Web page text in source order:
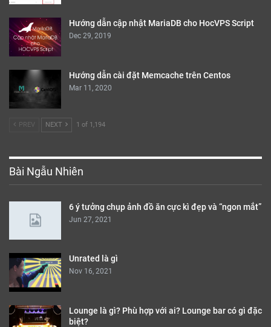
Hướng dẫn cập nhật MariaDB cho HocVPS Script
Dec 29, 2019
Hướng dẫn cài đặt Memcache trên Centos
Mar 11, 2020
PREV NEXT 1 of 1,194
Bài Ngẫu Nhiên
6 ý tưởng chụp ảnh đồ ăn cực kì đẹp và “ngon mắt”
Jun 27, 2021
Unrated là gì
Nov 16, 2021
Lounge là gì? Phù hợp với ai? Lounge bar có gì đặc
biệt?